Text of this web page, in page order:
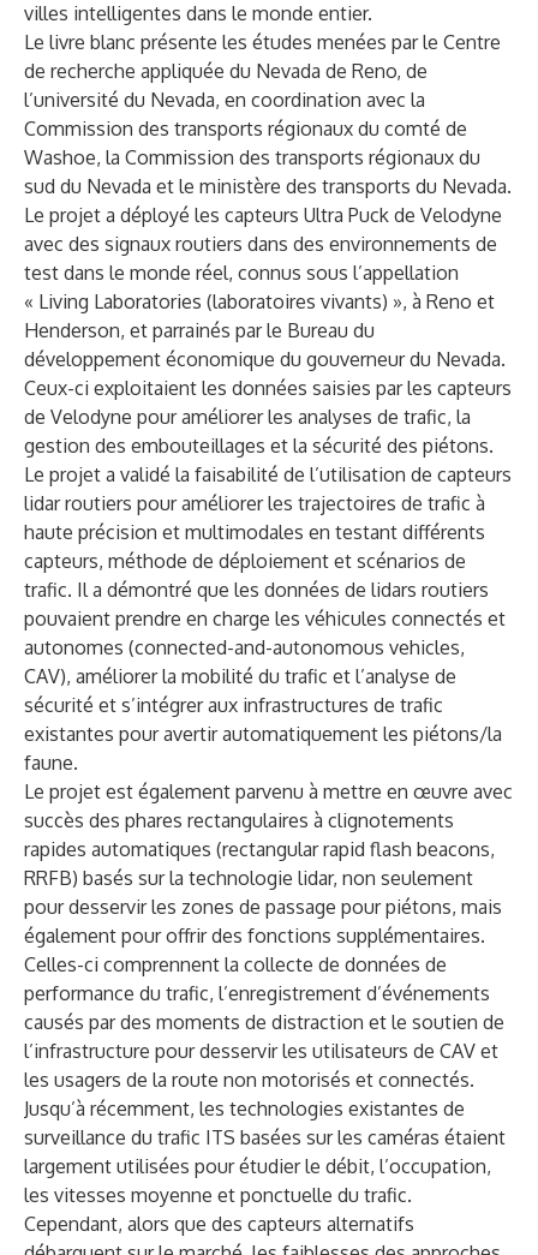
villes intelligentes dans le monde entier.
Le livre blanc présente les études menées par le Centre
de recherche appliquée du Nevada de Reno, de
l’université du Nevada, en coordination avec la
Commission des transports régionaux du comté de
Washoe, la Commission des transports régionaux du
sud du Nevada et le ministère des transports du Nevada.
Le projet a déployé les capteurs Ultra Puck de Velodyne
avec des signaux routiers dans des environnements de
test dans le monde réel, connus sous l’appellation
« Living Laboratories (laboratoires vivants) », à Reno et
Henderson, et parrainés par le Bureau du
développement économique du gouverneur du Nevada.
Ceux-ci exploitaient les données saisies par les capteurs
de Velodyne pour améliorer les analyses de trafic, la
gestion des embouteillages et la sécurité des piétons.
Le projet a validé la faisabilité de l’utilisation de capteurs
lidar routiers pour améliorer les trajectoires de trafic à
haute précision et multimodales en testant différents
capteurs, méthode de déploiement et scénarios de
trafic. Il a démontré que les données de lidars routiers
pouvaient prendre en charge les véhicules connectés et
autonomes (connected-and-autonomous vehicles,
CAV), améliorer la mobilité du trafic et l’analyse de
sécurité et s’intégrer aux infrastructures de trafic
existantes pour avertir automatiquement les piétons/la
faune.
Le projet est également parvenu à mettre en œuvre avec
succès des phares rectangulaires à clignotements
rapides automatiques (rectangular rapid flash beacons,
RRFB) basés sur la technologie lidar, non seulement
pour desservir les zones de passage pour piétons, mais
également pour offrir des fonctions supplémentaires.
Celles-ci comprennent la collecte de données de
performance du trafic, l’enregistrement d’événements
causés par des moments de distraction et le soutien de
l’infrastructure pour desservir les utilisateurs de CAV et
les usagers de la route non motorisés et connectés.
Jusqu’à récemment, les technologies existantes de
surveillance du trafic ITS basées sur les caméras étaient
largement utilisées pour étudier le débit, l’occupation,
les vitesses moyenne et ponctuelle du trafic.
Cependant, alors que des capteurs alternatifs